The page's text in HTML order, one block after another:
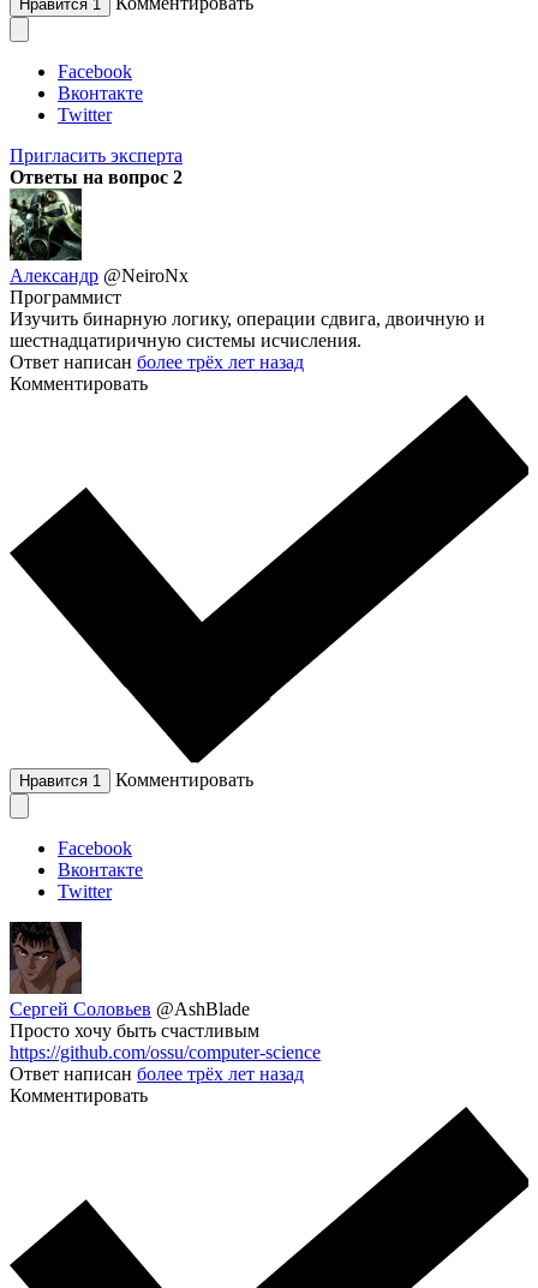
Нравится 1
Facebook
Вконтакте
Twitter
Пригласить эксперта
Ответы на вопрос 2
Александр @NeiroNx
Программист
Изучить бинарную логику, операции сдвига, двоичную и
шестнадцатиричную системы исчисления.
Ответ написан более трёх лет назад
Комментировать
Нравится 1 Комментировать
Facebook
Вконтакте
Twitter
Сергей Соловьев @AshBlade
Просто хочу быть счастливым
https://github.com/ossu/computer-science
Ответ написан более трёх лет назад
Комментировать